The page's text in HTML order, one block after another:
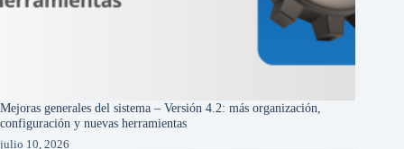
Mejoras generales del sistema – Versión 4.2: más organización,
configuración y nuevas herramientas
julio 10, 2026